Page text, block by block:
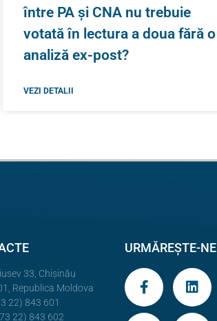
între PA și CNA nu trebuie
votată în lectura a doua fără o
analiză ex-post?
VEZI DETALII
33, Chișinău
Republica Moldova
22) 843 601
22) 843 602
URMĂREȘTE-NE